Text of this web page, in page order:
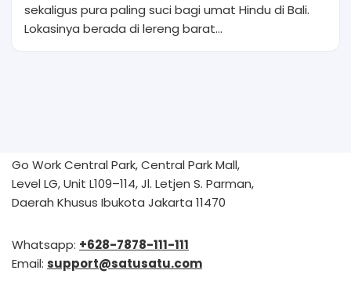
sekaligus pura paling suci bagi umat Hindu di Bali.
Lokasinya berada di lereng barat…
Go Work Central Park, Central Park Mall,
Level LG, Unit L109–114, Jl. Letjen S. Parman,
Daerah Khusus Ibukota Jakarta 11470
Whatsapp: +628-7878-111-111
Email: support@satusatu.com